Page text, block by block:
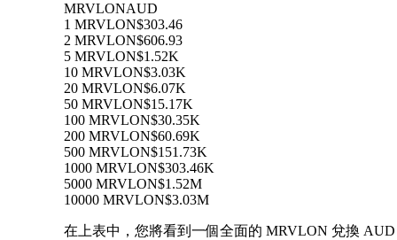
MRVLONAUD
1 MRVLON$303.46
2 MRVLON$606.93
5 MRVLON$1.52K
10 MRVLON$3.03K
20 MRVLON$6.07K
50 MRVLON$15.17K
100 MRVLON$30.35K
200 MRVLON$60.69K
500 MRVLON$151.73K
1000 MRVLON$303.46K
5000 MRVLON$1.52M
10000 MRVLON$3.03M
在上表中，您將看到一個全面的 MRVLON 兌換